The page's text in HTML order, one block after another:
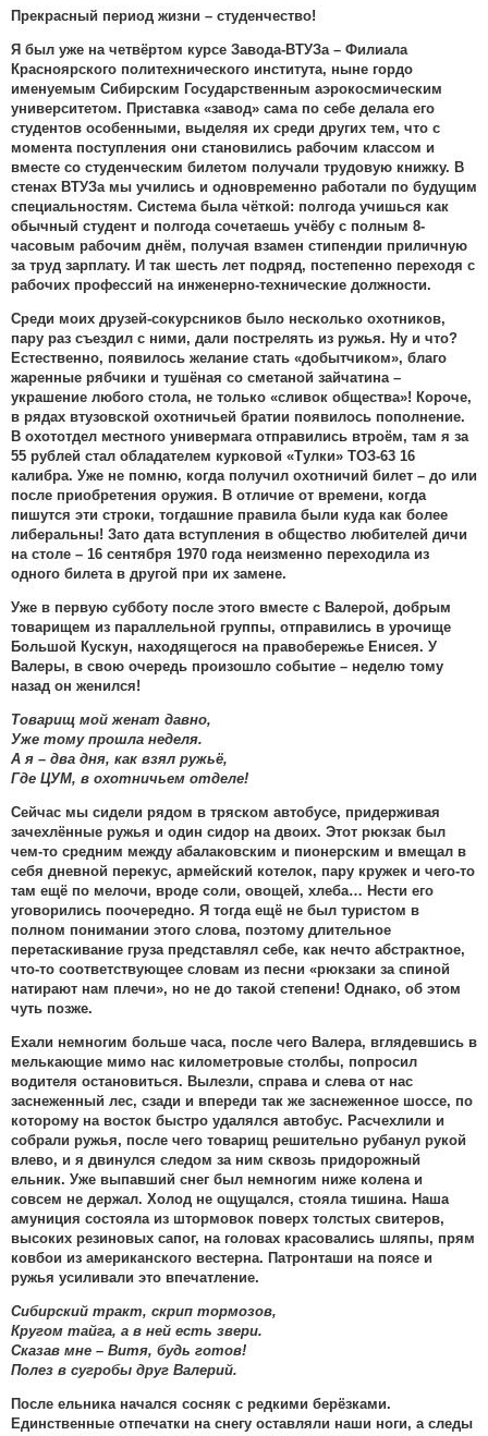
Прекрасный период жизни – студенчество!
Я был уже на четвёртом курсе Завода-ВТУЗа – Филиала
Красноярского политехнического института, ныне гордо
именуемым Сибирским Государственным аэрокосмическим
университетом. Приставка «завод» сама по себе делала его
студентов особенными, выделяя их среди других тем, что с
момента поступления они становились рабочим классом и
вместе со студенческим билетом получали трудовую книжку. В
стенах ВТУЗа мы учились и одновременно работали по будущим
специальностям. Система была чёткой: полгода учишься как
обычный студент и полгода сочетаешь учёбу с полным 8-
часовым рабочим днём, получая взамен стипендии приличную
за труд зарплату. И так шесть лет подряд, постепенно переходя с
рабочих профессий на инженерно-технические должности.
Среди моих друзей-сокурсников было несколько охотников,
пару раз съездил с ними, дали пострелять из ружья. Ну и что?
Естественно, появилось желание стать «добытчиком», благо
жаренные рябчики и тушёная со сметаной зайчатина –
украшение любого стола, не только «сливок общества»! Короче,
в рядах втузовской охотничьей братии появилось пополнение.
В охототдел местного универмага отправились втроём, там я за
55 рублей стал обладателем курковой «Тулки» ТОЗ-63 16
калибра. Уже не помню, когда получил охотничий билет – до или
после приобретения оружия. В отличие от времени, когда
пишутся эти строки, тогдашние правила были куда как более
либеральны! Зато дата вступления в общество любителей дичи
на столе – 16 сентября 1970 года неизменно переходила из
одного билета в другой при их замене.
Уже в первую субботу после этого вместе с Валерой, добрым
товарищем из параллельной группы, отправились в урочище
Большой Кускун, находящегося на правобережье Енисея. У
Валеры, в свою очередь произошло событие – неделю тому
назад он женился!
Товарищ мой женат давно,
Уже тому прошла неделя.
А я – два дня, как взял ружьё,
Где ЦУМ, в охотничьем отделе!
Сейчас мы сидели рядом в тряском автобусе, придерживая
зачехлённые ружья и один сидор на двоих. Этот рюкзак был
чем-то средним между абалаковским и пионерским и вмещал в
себя дневной перекус, армейский котелок, пару кружек и чего-то
там ещё по мелочи, вроде соли, овощей, хлеба… Нести его
уговорились поочередно. Я тогда ещё не был туристом в
полном понимании этого слова, поэтому длительное
перетаскивание груза представлял себе, как нечто абстрактное,
что-то соответствующее словам из песни «рюкзаки за спиной
натирают нам плечи», но не до такой степени! Однако, об этом
чуть позже.
Ехали немногим больше часа, после чего Валера, вглядевшись в
мелькающие мимо нас километровые столбы, попросил
водителя остановиться. Вылезли, справа и слева от нас
заснеженный лес, сзади и впереди так же заснеженное шоссе, по
которому на восток быстро удалялся автобус. Расчехлили и
собрали ружья, после чего товарищ решительно рубанул рукой
влево, и я двинулся следом за ним сквозь придорожный
ельник. Уже выпавший снег был немногим ниже колена и
совсем не держал. Холод не ощущался, стояла тишина. Наша
амуниция состояла из штормовок поверх толстых свитеров,
высоких резиновых сапог, на головах красовались шляпы, прям
ковбои из американского вестерна. Патронташи на поясе и
ружья усиливали это впечатление.
Сибирский тракт, скрип тормозов,
Кругом тайга, а в ней есть звери.
Сказав мне – Витя, будь готов!
Полез в сугробы друг Валерий.
После ельника начался сосняк с редкими берёзками.
Единственные отпечатки на снегу оставляли наши ноги, а следы